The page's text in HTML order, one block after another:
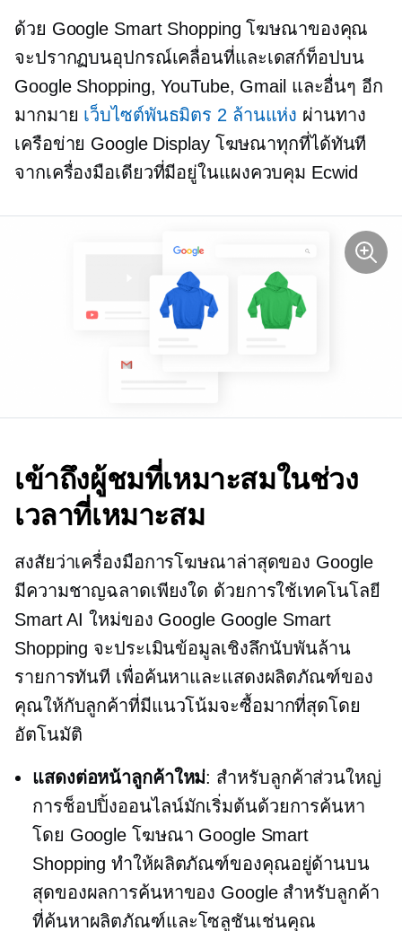
ด้วย Google Smart Shopping โฆษณาของคุณ
จะปรากฏบนอุปกรณ์เคลื่อนที่และเดสก์ท็อปบน
Google Shopping, YouTube, Gmail และอื่นๆ อีก
มากมาย เว็บไซต์พันธมิตร 2 ล้านแห่ง ผ่านทาง
เครือข่าย Google Display โฆษณาทุกที่ได้ทันที
จากเครื่องมือเดียวที่มีอยู่ในแผงควบคุม Ecwid
เข้าถึงผู้ชมที่เหมาะสมในช่วง
เวลาที่เหมาะสม
สงสัยว่าเครื่องมือการโฆษณาล่าสุดของ Google
มีความชาญฉลาดเพียงใด ด้วยการใช้เทคโนโลยี
Smart AI ใหม่ของ Google Google Smart
Shopping จะประเมินข้อมูลเชิงลึกนับพันล้าน
รายการทันที เพื่อค้นหาและแสดงผลิตภัณฑ์ของ
คุณให้กับลูกค้าที่มีแนวโน้มจะซื้อมากที่สุดโดย
อัตโนมัติ
แสดงต่อหน้าลูกค้าใหม่: สำหรับลูกค้าส่วนใหญ่
การช็อปปิ้งออนไลน์มักเริ่มต้นด้วยการค้นหา
โดย Google โฆษณา Google Smart
Shopping ทำให้ผลิตภัณฑ์ของคุณอยู่ด้านบน
สุดของผลการค้นหาของ Google สำหรับลูกค้า
ที่ค้นหาผลิตภัณฑ์และโซลูชันเช่นคุณ